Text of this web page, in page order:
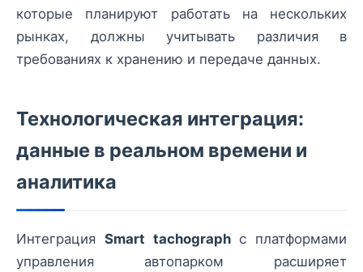
которые планируют работать на нескольких
рынках, должны учитывать различия в
требованиях к хранению и передаче данных.
Технологическая интеграция:
данные в реальном времени и
аналитика
Интеграция Smart tachographс платформами
управления автопарком расширяет